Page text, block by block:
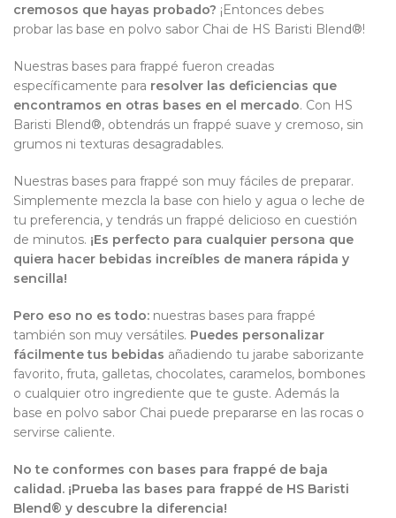
cremosos que hayas probado? ¡Entonces debes
probar las base en polvo sabor Chai de HS Baristi Blend®!
Nuestras bases para frappé fueron creadas
específicamente para resolver las deficiencias que
encontramos en otras bases en el mercado. Con HS
Baristi Blend®, obtendrás un frappé suave y cremoso, sin
grumos ni texturas desagradables.
Nuestras bases para frappé son muy fáciles de preparar.
Simplemente mezcla la base con hielo y agua o leche de
tu preferencia, y tendrás un frappé delicioso en cuestión
de minutos. ¡Es perfecto para cualquier persona que
quiera hacer bebidas increíbles de manera rápida y
sencilla!
Pero eso no es todo: nuestras bases para frappé
también son muy versátiles. Puedes personalizar
fácilmente tus bebidas añadiendo tu jarabe saborizante
favorito, fruta, galletas, chocolates, caramelos, bombones
o cualquier otro ingrediente que te guste. Además la
base en polvo sabor Chai puede prepararse en las rocas o
servirse caliente.
No te conformes con bases para frappé de baja
calidad. ¡Prueba las bases para frappé de HS Baristi
Blend® y descubre la diferencia!